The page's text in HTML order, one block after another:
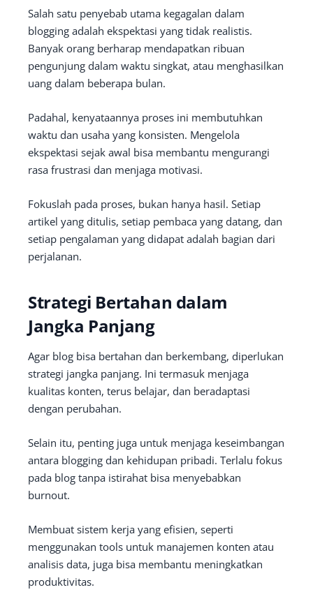
Salah satu penyebab utama kegagalan dalam
blogging adalah ekspektasi yang tidak realistis.
Banyak orang berharap mendapatkan ribuan
pengunjung dalam waktu singkat, atau menghasilkan
uang dalam beberapa bulan.
Padahal, kenyataannya proses ini membutuhkan
waktu dan usaha yang konsisten. Mengelola
ekspektasi sejak awal bisa membantu mengurangi
rasa frustrasi dan menjaga motivasi.
Fokuslah pada proses, bukan hanya hasil. Setiap
artikel yang ditulis, setiap pembaca yang datang, dan
setiap pengalaman yang didapat adalah bagian dari
perjalanan.
Strategi Bertahan dalam
Jangka Panjang
Agar blog bisa bertahan dan berkembang, diperlukan
strategi jangka panjang. Ini termasuk menjaga
kualitas konten, terus belajar, dan beradaptasi
dengan perubahan.
Selain itu, penting juga untuk menjaga keseimbangan
antara blogging dan kehidupan pribadi. Terlalu fokus
pada blog tanpa istirahat bisa menyebabkan
burnout.
Membuat sistem kerja yang efisien, seperti
menggunakan tools untuk manajemen konten atau
analisis data, juga bisa membantu meningkatkan
produktivitas.